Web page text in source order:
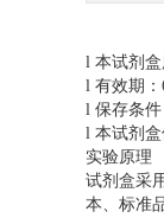
l 本试剂盒
l 有效期：
l 保存条
l 本试剂
实验原理
试剂盒采
本、标准